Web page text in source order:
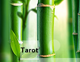
Tarot